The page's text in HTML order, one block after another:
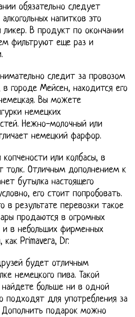
обязательно следует
напитков это
В продукт по окончании
фильтруют еще раз и
следит за провозом
в городе Мейсен, находится его
Вы можете
немецких
Нежно-молочный или
немецкий фарфор.
или колбасы, в
толк. Отличным дополнением к
бутылка настоящего
его стоит попробовать.
в результате перевозки такое
продаются в огромных
и в небольших фирменных
как Primavera, Dr.
будет отличным
немецкого пива. Такой
больше ни в одной
подходят для употребления за
подарок можно